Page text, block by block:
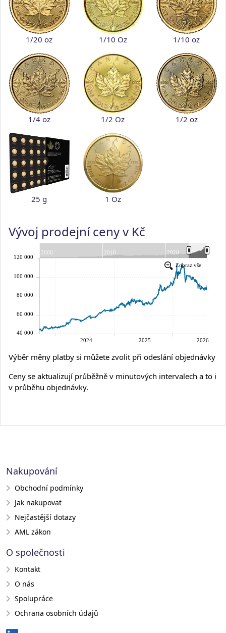
1/20 oz 1/10 Oz 1/10 oz
1/4 oz 1/2 Oz 1/2 oz
25 g 1 Oz
Vývoj prodejní ceny v Kč
Výběr měny platby si můžete zvolit při odeslání objednávky
Ceny se aktualizují průběžně v minutových intervalech a to i
v průběhu objednávky.
Nakupování
Obchodní podmínky
Jak nakupovat
Nejčastější dotazy
AML zákon
O společnosti
Kontakt
O nás
Spolupráce
Ochrana osobních údajů